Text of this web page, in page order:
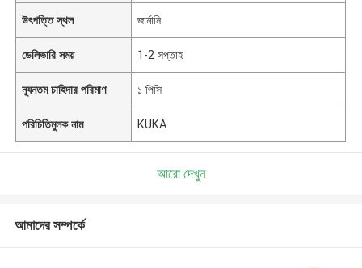
উৎপত্তি স্থল জার্মানি
ডেলিভারি সময় 1-2 সপ্তাহ
ন্যূনতম চাহিদার পরিমাণ ১ পিসি
পরিচিতিমুলক নাম KUKA
আরো দেখুন
আমাদের সম্পর্কে